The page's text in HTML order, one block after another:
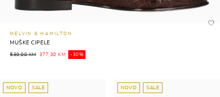
MELVIN & HAMILTON
MUŠKE CIPELE
539,00 KM 377,30 KM -30%
NOVO SALE NOVO SALE